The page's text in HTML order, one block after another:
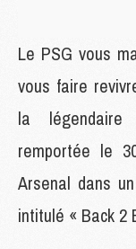
Le PSG vous
vous faire
la
remportée le
Arsenal dans
intitulé « Back 2